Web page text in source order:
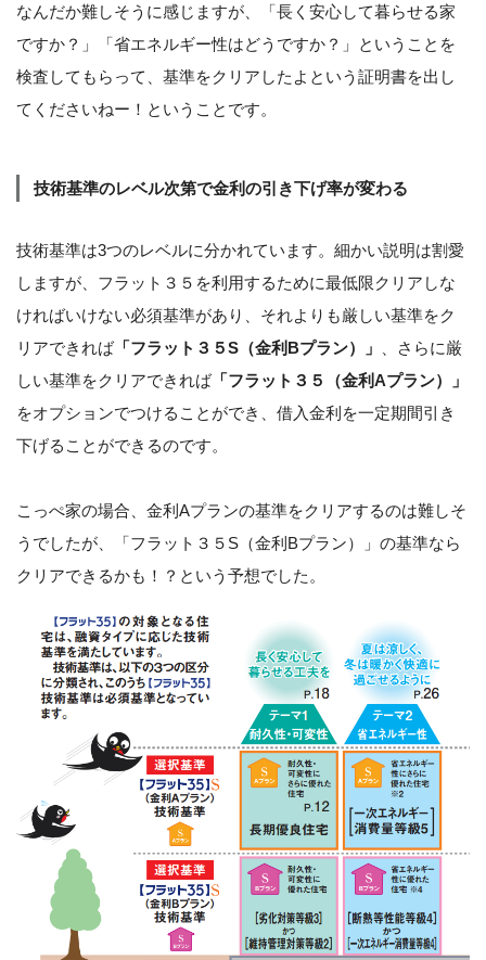
なんだか難しそうに感じますが、「長く安心して暮らせる家
ですか？」「省エネルギー性はどうですか？」ということを
検査してもらって、基準をクリアしたよという証明書を出し
てくださいねー！ということです。
技術基準のレベル次第で金利の引き下げ率が変わる
技術基準は3つのレベルに分かれています。細かい説明は割愛
しますが、フラット３５を利用するために最低限クリアしな
ければいけない必須基準があり、それよりも厳しい基準をク
リアできれば「フラット３５S（金利Bプラン）」
、さらに厳
しい基準をクリアできれば「フラット３５（金利Aプラン）」
をオプションでつけることができ、借入金利を一定期間引き
下げることができるのです。
こっぺ家の場合、金利Aプランの基準をクリアするのは難しそ
うでしたが、「フラット３５S（金利Bプラン）」の基準なら
クリアできるかも！？という予想でした。